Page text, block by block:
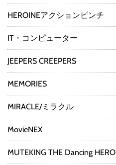
HEROINEアクションピンチ
IT・コンピューター
JEEPERS CREEPERS
MEMORIES
MIRACLE/ミラクル
MovieNEX
MUTEKING THE Dancing HERO